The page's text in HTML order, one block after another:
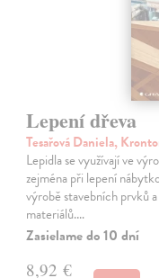
Lepení dřeva
Tesařová Daniela,
Lepidla se využívají ve
zejména při lepení
výrobě stavebních prvků
materiálů.…
Zasielame do 10 dní
8,92 €